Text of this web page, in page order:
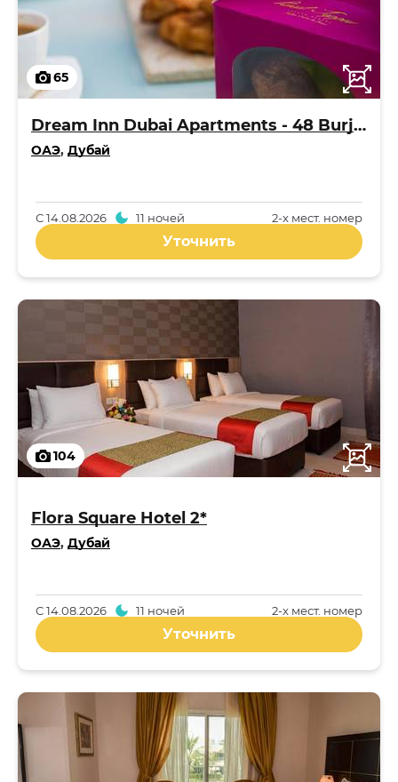
65
Dream Inn Dubai Apartments - 48 Burj Gate
ОАЭ, Дубай
2-x мест. номер
С14.08.2026 11 ночей
Уточнить
104
Flora Square Hotel 2*
ОАЭ, Дубай
2-x мест. номер
С14.08.2026 11 ночей
Уточнить